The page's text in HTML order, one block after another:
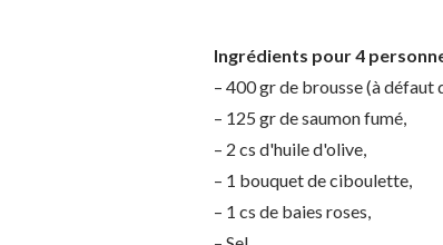
Ingrédients pour 4
– 400 gr de brousse (à défaut
– 125 gr de saumon fumé,
– 2 cs d'huile d'olive,
– 1 bouquet de ciboulette,
– 1 cs de baies roses,